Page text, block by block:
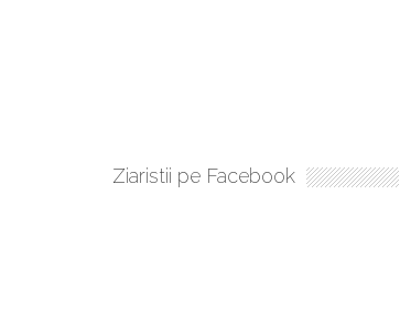
Ziaristii pe Facebook